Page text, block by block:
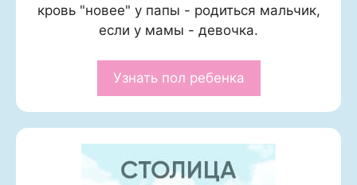
кровь "новее" у папы - родиться мальчик,
если у мамы - девочка.
Узнать пол ребенка